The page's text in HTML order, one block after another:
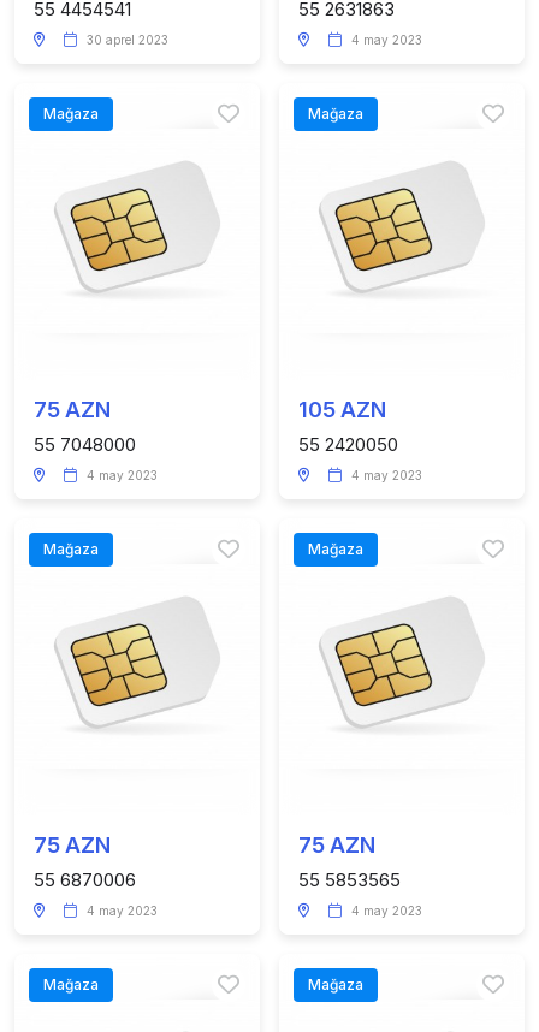
55 4454541
30 aprel 2023
55 2631863
4 may 2023
Mağaza
75 AZN
55 7048000
4 may 2023
Mağaza
105 AZN
55 2420050
4 may 2023
Mağaza
75 AZN
55 6870006
4 may 2023
Mağaza
75 AZN
55 5853565
4 may 2023
Mağaza Mağaza